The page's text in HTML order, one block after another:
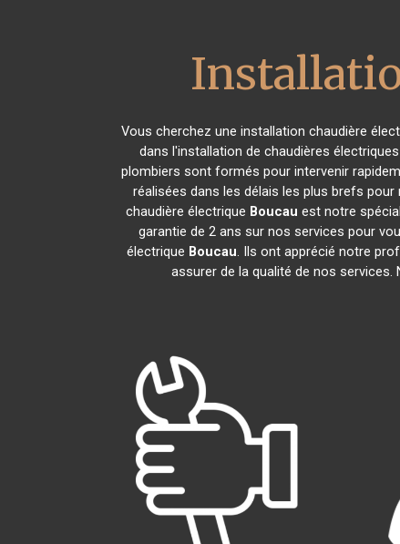
Vous cherchez une installation chaudière
dans l'installation de chaudières
plombiers sont formés pour intervenir
réalisées dans les délais les plus brefs
chaudière électrique Boucau est notre
garantie de 2 ans sur nos services pour
électrique Boucau. Ils ont apprécié notre
assurer de la qualité de nos